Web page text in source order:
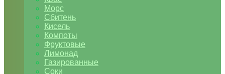
Морс
Сбитень
Кисель
Компоты
Фруктовые
Лимонад
Газированные
Соки